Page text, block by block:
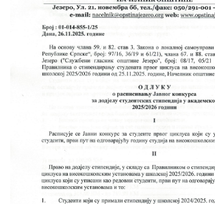
Izvještaj o radu načelnika
SKUPŠTINA
Statut Opštine
Skupštinsko vijeće opštine jezero
Sastav Skupštine
Službeni Glasnici
OPŠTINSKA UPRAVA